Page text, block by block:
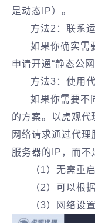
是动态IP）。
方法2：联系
如果你确实需
申请开通“静态公
方法3：使用
如果你需要不
的方案。以虎观
网络请求通过代
服务器的IP，而不
（1）无需重
（2）可以根
（3）网络设